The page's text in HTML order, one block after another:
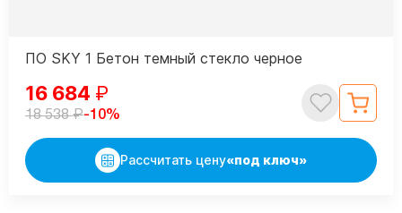
ПО SKY 1 Бетон темный стекло черное
16 684 ₽
18 538₽-10%
Рассчитать цену«под ключ»